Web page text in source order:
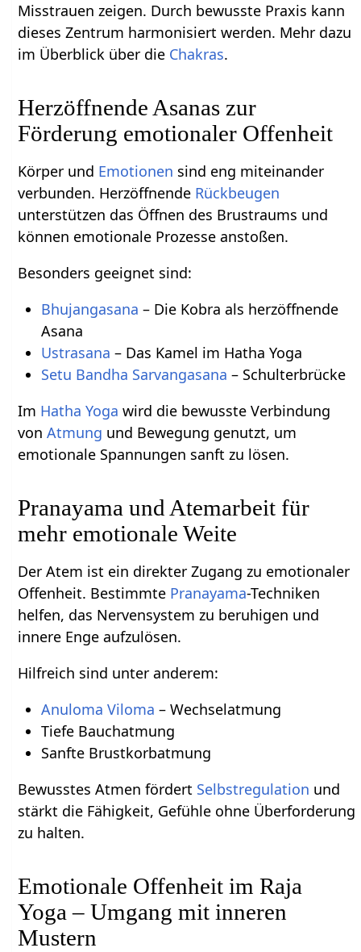
Misstrauen zeigen. Durch bewusste Praxis kann
dieses Zentrum harmonisiert werden. Mehr dazu
im Überblick über die Chakras.
Herzöffnende Asanas zur
Förderung emotionaler Offenheit
Körper und Emotionen sind eng miteinander
verbunden. Herzöffnende Rückbeugen
unterstützen das Öffnen des Brustraums und
können emotionale Prozesse anstoßen.
Besonders geeignet sind:
Bhujangasana – Die Kobra als herzöffnende
Asana
Ustrasana – Das Kamel im Hatha Yoga
Setu Bandha Sarvangasana – Schulterbrücke
Im Hatha Yoga wird die bewusste Verbindung
vonAtmung und Bewegung genutzt, um
emotionale Spannungen sanft zu lösen.
Pranayama und Atemarbeit für
mehr emotionale Weite
Der Atem ist ein direkter Zugang zu emotionaler
Offenheit. Bestimmte Pranayama-Techniken
helfen, das Nervensystem zu beruhigen und
innere Enge aufzulösen.
Hilfreich sind unter anderem:
Anuloma Viloma – Wechselatmung
Tiefe Bauchatmung
Sanfte Brustkorbatmung
Bewusstes Atmen fördert Selbstregulation und
stärkt die Fähigkeit, Gefühle ohne Überforderung
zu halten.
Emotionale Offenheit im Raja
Yoga – Umgang mit inneren
Mustern